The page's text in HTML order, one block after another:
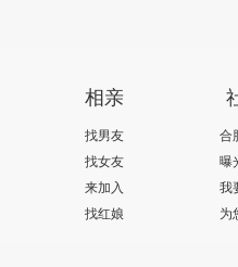
相亲
找男友
找女友
来加入
找红娘
合
曝
我
为